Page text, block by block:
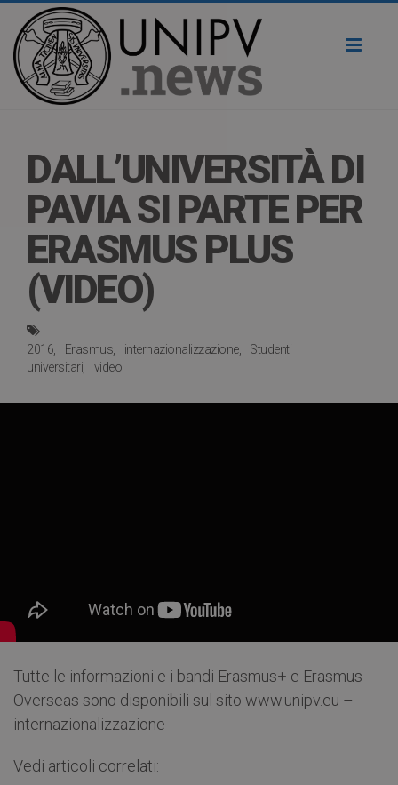
DALL’UNIVERSITÀ DI
PAVIA SI PARTE PER
ERASMUS PLUS
(VIDEO)
2016 Erasmus internazionalizzazione
Studenti
universitari
video
Tutte le informazioni e i bandi Erasmus+ e Erasmus
Overseas sono disponibili sul sito www.unipv.eu –
internazionalizzazione
Vedi articoli correlati: